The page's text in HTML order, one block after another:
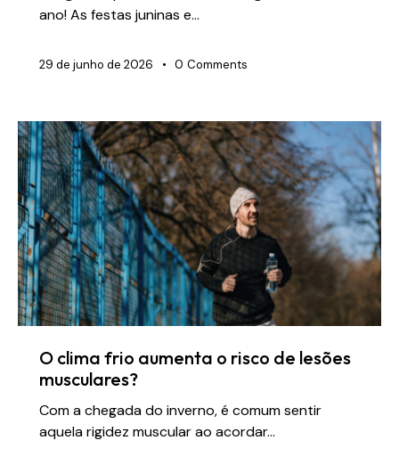
ano! As festas juninas e…
29 de junho de 2026 0 Comments
O clima frio aumenta o risco de lesões
musculares?
Com a chegada do inverno, é comum sentir
aquela rigidez muscular ao acordar…